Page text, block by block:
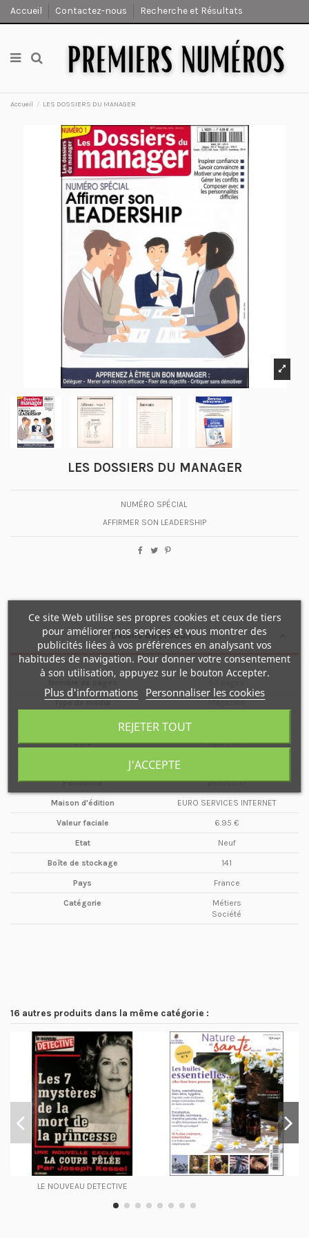
Accueil Contactez-nous Recherche et Résultats
Accueil LES DOSSIERS DU MANAGER
LES DOSSIERS DU MANAGER
NUMÉRO SPÉCIAL
AFFIRMER SON LEADERSHIP
Détails du produit
Type de média Magazine
Date Avril / Mai
Périodicité Bimestriel
Maison d'édition EURO SERVICES INTERNET
Valeur faciale 6.95 €
Etat Neuf
Boîte de stockage 141
Pays France
Catégorie
Métiers
Société
16 autres produits dans la même catégorie :
LE NOUVEAU DETECTIVE
Ce site Web utilise ses propres cookies et ceux de tiers
pour améliorer nos services et vous montrer des
publicités liées à vos préférences en analysant vos
habitudes de navigation. Pour donner votre consentement
à son utilisation, appuyez sur le bouton Accepter.
Plus d'informations Personnaliser les cookies
REJETER TOUT
J'ACCEPTE